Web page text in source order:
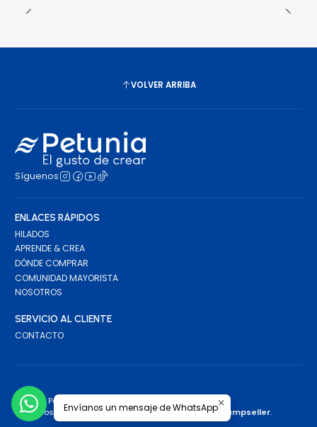
VOLVER ARRIBA
Síguenos
ENLACES RÁPIDOS
HILADOS
APRENDE & CREA
DÓNDE COMPRAR
COMUNIDAD MAYORISTA
NOSOTROS
SERVICIO AL CLIENTE
CONTACTO
2026 Petunia.
Todos los derechos reservados.Desarrollado por Jumpseller.
Envíanos un mensaje de WhatsApp